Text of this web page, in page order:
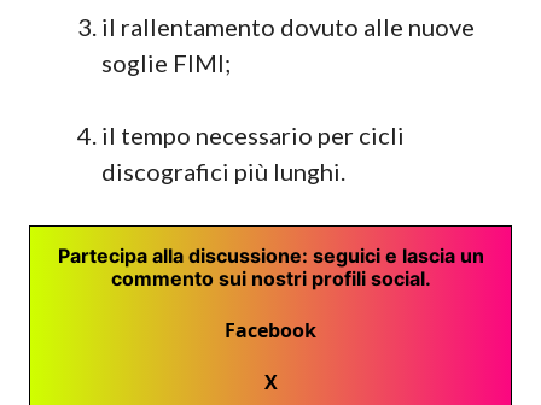
il rallentamento dovuto alle nuove
soglie FIMI;
il tempo necessario per cicli
discografici più lunghi.
Partecipa alla discussione: seguici e lascia un
commento sui nostri profili social.
Facebook
X